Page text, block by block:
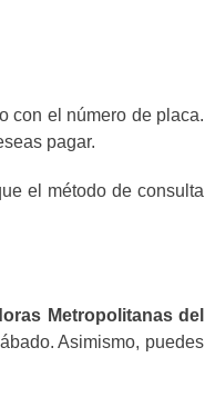
con el número de placa.
pagar.
el método de consulta
Metropolitanas del
Asimismo, puedes